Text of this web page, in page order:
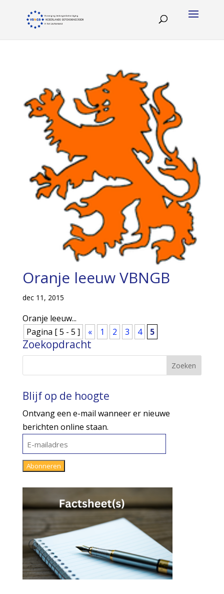
Oranje leeuw VBNGB
dec 11, 2015
Oranje leeuw...
Pagina [ 5 - 5 ]
« 1 2 3 4 5
Zoekopdracht
Blijf op de hoogte
Ontvang een e-mail wanneer er nieuwe
berichten online staan.
E-
mailadres
Abonneren